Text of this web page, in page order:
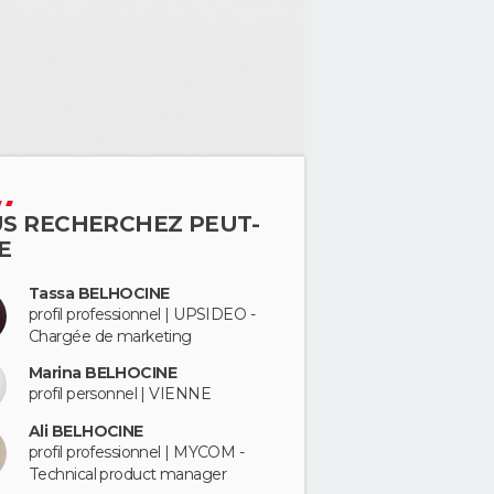
RECHERCHEZ PEUT-
Tassa BELHOCINE
profil professionnel | UPSIDEO -
Chargée de marketing
Marina BELHOCINE
profil personnel | VIENNE
Ali BELHOCINE
profil professionnel | MYCOM -
Technical product manager